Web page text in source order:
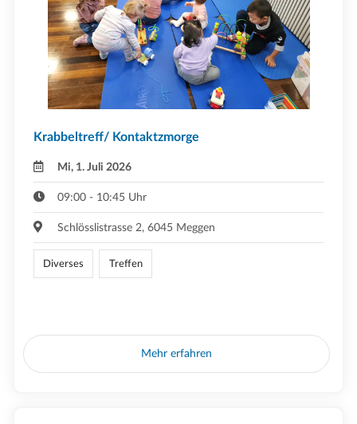
Krabbeltreff/ Kontaktzmorge
Mi, 1. Juli 2026
09:00 - 10:45 Uhr
Schlösslistrasse 2, 6045 Meggen
Diverses Treffen
Mehr erfahren